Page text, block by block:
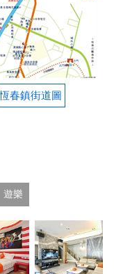
心的設計了許多海
❤️❤️❤️
from google
大顆 搭配檸檬整個
from google
恆春鎮街道圖
遊樂